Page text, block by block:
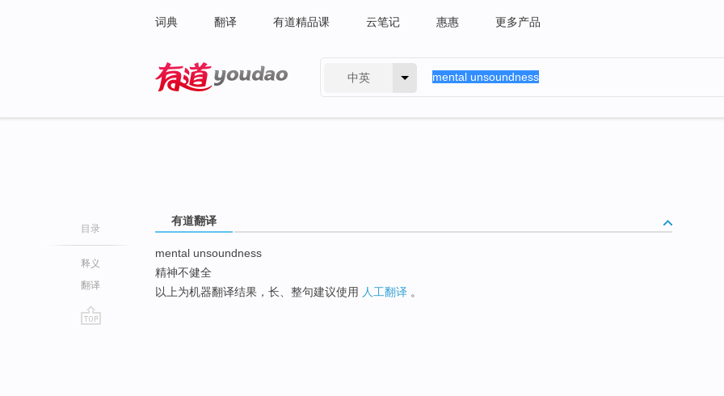
词典 翻译 有道精品课 云笔记 惠惠 更多产品
中英
目录
释义
翻译
有道翻译
mental unsoundness
精神不健全
以上为机器翻译结果，长、整句建议使用 人工翻译 。